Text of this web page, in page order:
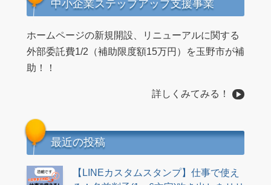
中小企業ステップアップ支援事業
ホームページの新規開設、リニューアルに関する
外部委託費1/2（補助限度額15万円）を玉野市が補
助！！
詳しくみてみる！
最近の投稿
【LINEカスタムスタンプ】仕事で使え